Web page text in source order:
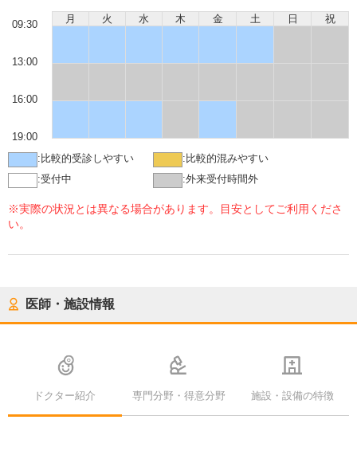
月 火 水 木 金 土 日 祝
09:30
13:00
16:00
19:00
: 比較的受診しやすい : 比較的混みやすい
:受付中 :外来受付時間外
※実際の状況とは異なる場合があります。目安としてご利用くださ
い。
医師・施設情報
ドクター紹介 専門分野・得意分野 施設・設備の特徴